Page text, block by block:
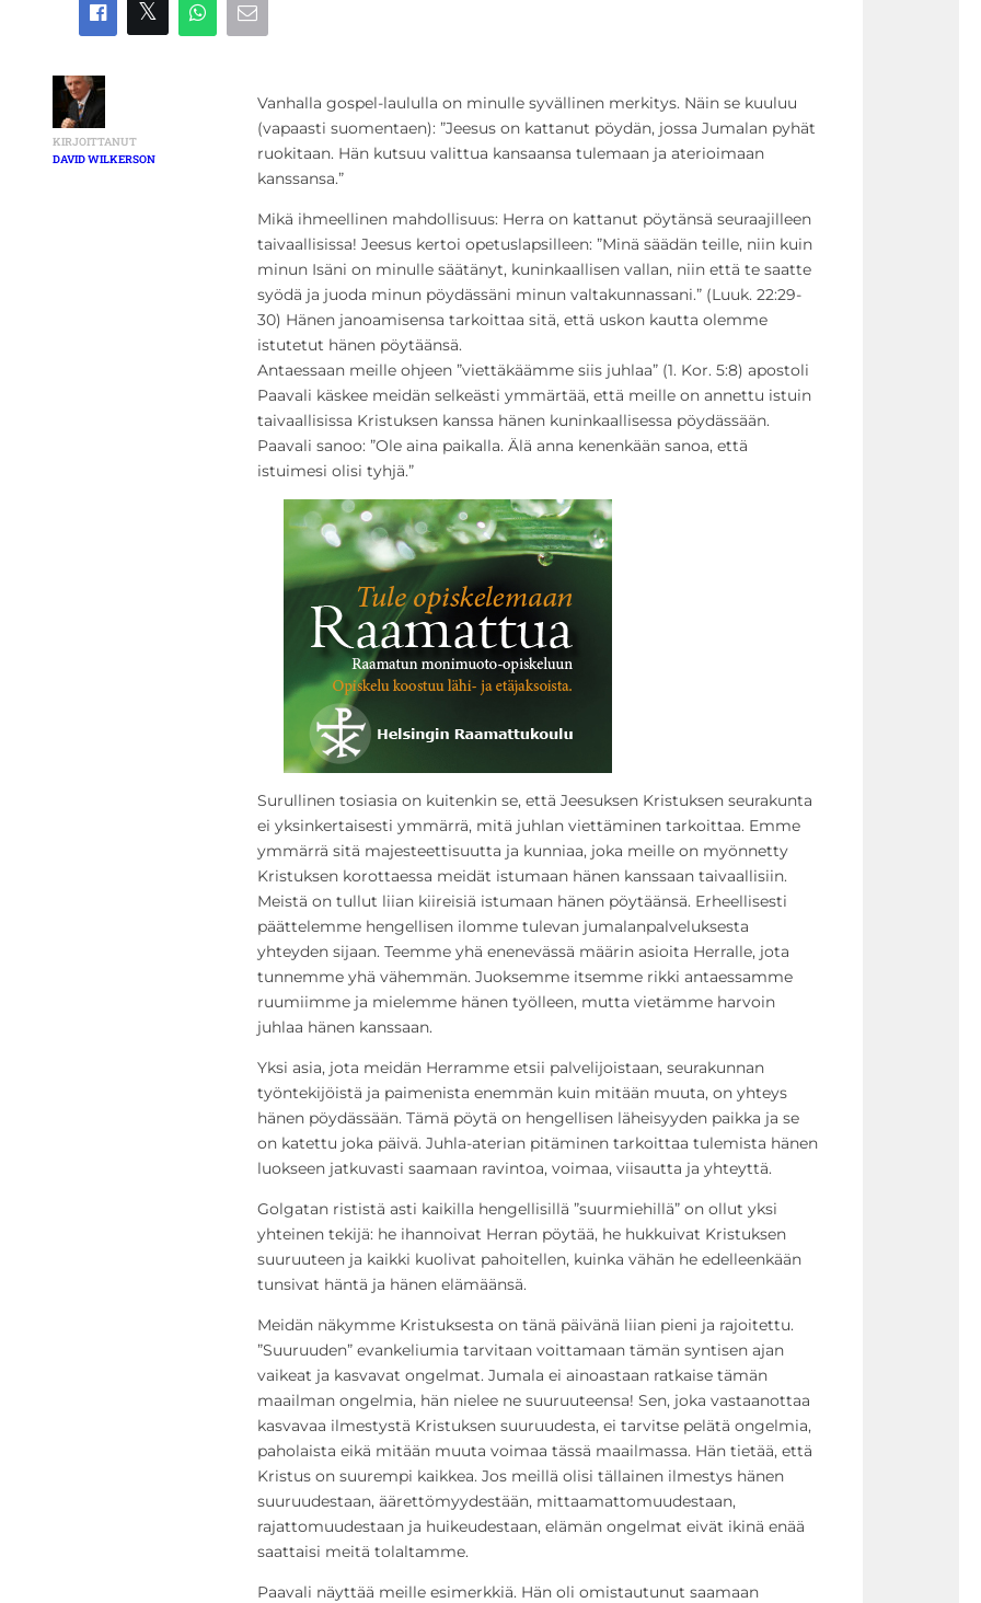
KIRJOITTANUT
DAVID WILKERSON
Vanhalla gospel-laululla on minulle syvällinen merkitys. Näin se kuuluu
(vapaasti suomentaen): ”Jeesus on kattanut pöydän, jossa Jumalan pyhät
ruokitaan. Hän kutsuu valittua kansaansa tulemaan ja aterioimaan
kanssansa.”
Mikä ihmeellinen mahdollisuus: Herra on kattanut pöytänsä seuraajilleen
taivaallisissa! Jeesus kertoi opetuslapsilleen: ”Minä säädän teille, niin kuin
minun Isäni on minulle säätänyt, kuninkaallisen vallan, niin että te saatte
syödä ja juoda minun pöydässäni minun valtakunnassani.” (Luuk. 22:29-
30) Hänen janoamisensa tarkoittaa sitä, että uskon kautta olemme
istutetut hänen pöytäänsä.
Antaessaan meille ohjeen ”viettäkäämme siis juhlaa” (1. Kor. 5:8) apostoli
Paavali käskee meidän selkeästi ymmärtää, että meille on annettu istuin
taivaallisissa Kristuksen kanssa hänen kuninkaallisessa pöydässään.
Paavali sanoo: ”Ole aina paikalla. Älä anna kenenkään sanoa, että
istuimesi olisi tyhjä.”
Surullinen tosiasia on kuitenkin se, että Jeesuksen Kristuksen seurakunta
ei yksinkertaisesti ymmärrä, mitä juhlan viettäminen tarkoittaa. Emme
ymmärrä sitä majesteettisuutta ja kunniaa, joka meille on myönnetty
Kristuksen korottaessa meidät istumaan hänen kanssaan taivaallisiin.
Meistä on tullut liian kiireisiä istumaan hänen pöytäänsä. Erheellisesti
päättelemme hengellisen ilomme tulevan jumalanpalveluksesta
yhteyden sijaan. Teemme yhä enenevässä määrin asioita Herralle, jota
tunnemme yhä vähemmän. Juoksemme itsemme rikki antaessamme
ruumiimme ja mielemme hänen työlleen, mutta vietämme harvoin
juhlaa hänen kanssaan.
Yksi asia, jota meidän Herramme etsii palvelijoistaan, seurakunnan
työntekijöistä ja paimenista enemmän kuin mitään muuta, on yhteys
hänen pöydässään. Tämä pöytä on hengellisen läheisyyden paikka ja se
on katettu joka päivä. Juhla-aterian pitäminen tarkoittaa tulemista hänen
luokseen jatkuvasti saamaan ravintoa, voimaa, viisautta ja yhteyttä.
Golgatan rististä asti kaikilla hengellisillä ”suurmiehillä” on ollut yksi
yhteinen tekijä: he ihannoivat Herran pöytää, he hukkuivat Kristuksen
suuruuteen ja kaikki kuolivat pahoitellen, kuinka vähän he edelleenkään
tunsivat häntä ja hänen elämäänsä.
Meidän näkymme Kristuksesta on tänä päivänä liian pieni ja rajoitettu.
”Suuruuden” evankeliumia tarvitaan voittamaan tämän syntisen ajan
vaikeat ja kasvavat ongelmat. Jumala ei ainoastaan ratkaise tämän
maailman ongelmia, hän nielee ne suuruuteensa! Sen, joka vastaanottaa
kasvavaa ilmestystä Kristuksen suuruudesta, ei tarvitse pelätä ongelmia,
paholaista eikä mitään muuta voimaa tässä maailmassa. Hän tietää, että
Kristus on suurempi kaikkea. Jos meillä olisi tällainen ilmestys hänen
suuruudestaan, äärettömyydestään, mittaamattomuudestaan,
rajattomuudestaan ja huikeudestaan, elämän ongelmat eivät ikinä enää
saattaisi meitä tolaltamme.
Paavali näyttää meille esimerkkiä. Hän oli omistautunut saamaan